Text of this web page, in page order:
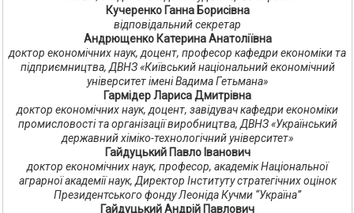
Кучеренко Ганна Борисівна
відповідальний секретар
Андрющенко Катерина Анатоліївна
доктор економічних наук, доцент, професор кафедри економіки та
підприємництва, ДВНЗ «Київський національний економічний
університет імені Вадима Гетьмана»
Гармідер Лариса Дмитрівна
доктор економічних наук, доцент, завідувач кафедри економіки
промисловості та організації виробництва, ДВНЗ «Український
державний хіміко-технологічний університет»
Гайдуцький Павло Іванович
доктор економічних наук, професор, академік Національної
аграрної академії наук, Директор Інституту стратегічних оцінок
Президентського фонду Леоніда Кучми “Україна”
Гайдуцький Андрій Павлович